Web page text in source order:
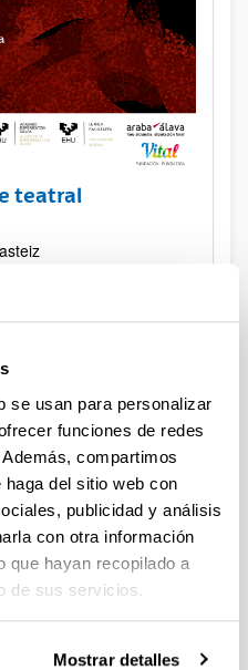
se usan para personalizar
funciones de redes
compartimos
del sitio web con
publicidad y análisis
con otra información
que hayan recopilado a
de sus servicios.
Mostrar detalles
teatral